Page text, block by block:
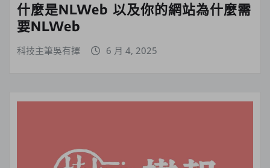
什麼是NLWeb 以及你的網站為什麼需
要NLWeb
科技主筆吳有擇 6 月 4, 2025